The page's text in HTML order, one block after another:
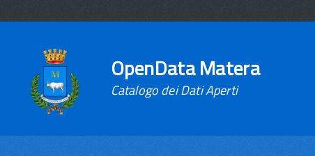
OpenData Matera
Catalogo dei Dati Aperti